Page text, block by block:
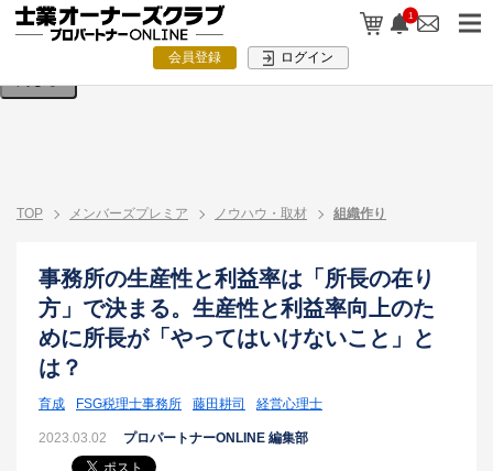
1
会員登録 ログイン
検索条件を入力してください。
TOP メンバーズプレミア ノウハウ・取材 組織作り
事務所の生産性と利益率は「所長の在り
方」で決まる。生産性と利益率向上のた
めに所長が「やってはいけないこと」と
は？
育成 FSG税理士事務所 藤田耕司 経営心理士
2023.03.02 プロパートナーONLINE 編集部